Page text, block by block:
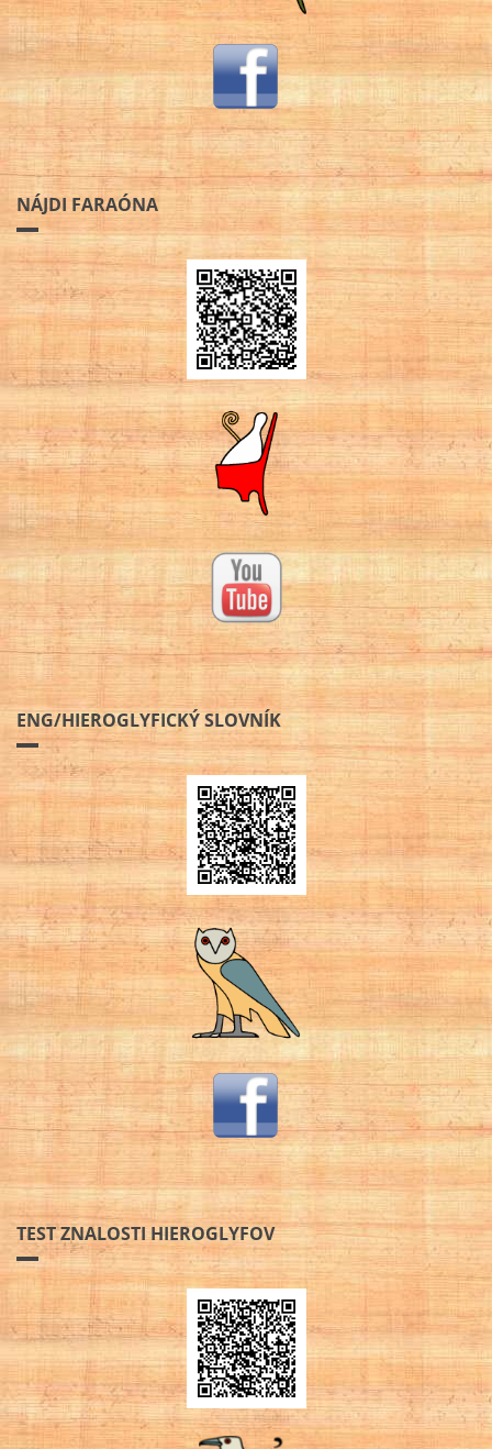
NÁJDI FARAÓNA
ENG/HIEROGLYFICKÝ SLOVNÍK
TEST ZNALOSTI HIEROGLYFOV